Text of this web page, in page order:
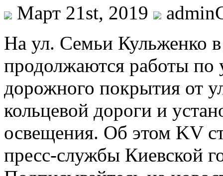
Март 21st, 2019
Нa ул. Сeмьи Кульженко
продолжаются работы по
дорожного покрытия от
кольцевой дороги и
освещения. Об этом KV
пресс-службы Киевской